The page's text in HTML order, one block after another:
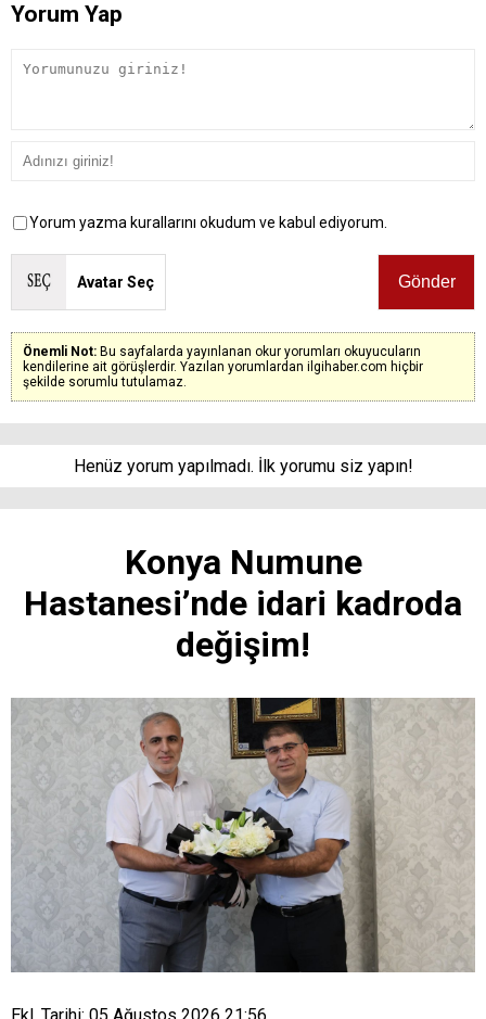
Yorum Yap
Yorum yazma kurallarını okudum ve kabul ediyorum.
Avatar Seç
Önemli Not: Bu sayfalarda yayınlanan okur yorumları okuyucuların
kendilerine ait görüşlerdir. Yazılan yorumlardan ilgihaber.com hiçbir
şekilde sorumlu tutulamaz.
Henüz yorum yapılmadı. İlk yorumu siz yapın!
Konya Numune
Hastanesi’nde idari kadroda
değişim!
Ekl. Tarihi: 05 Ağustos 2026 21:56